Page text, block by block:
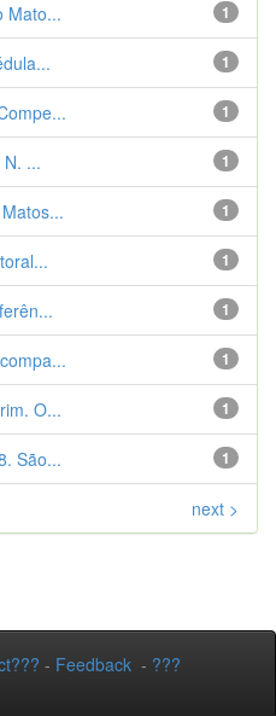
1
Mato...
1
1
1
...
1
1
1
1
1
O...
1
São...
next >
- Feedback - ???